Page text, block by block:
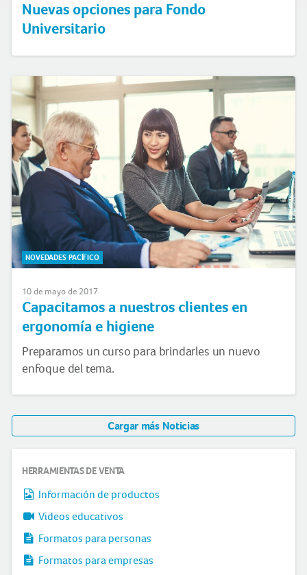
Nuevas opciones para Fondo
Universitario
NOVEDADES PACÍFICO
10 de mayo de 2017
Capacitamos a nuestros clientes en
ergonomía e higiene
Preparamos un curso para brindarles un nuevo
enfoque del tema.
Cargar más Noticias
HERRAMIENTAS DE VENTA
Información de productos
Videos educativos
Formatos para personas
Formatos para empresas